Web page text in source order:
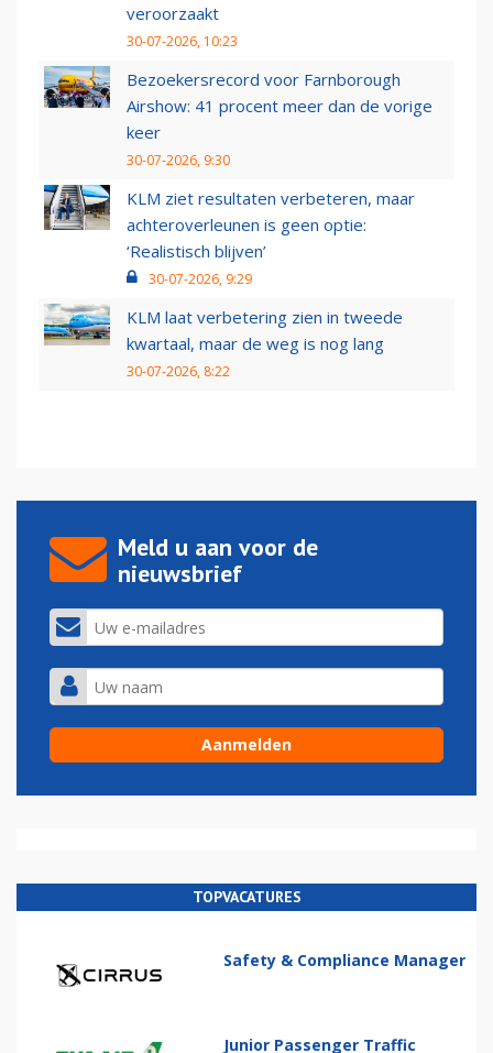
veroorzaakt
30-07-2026, 10:23
Bezoekersrecord voor Farnborough
Airshow: 41 procent meer dan de vorige
keer
30-07-2026, 9:30
KLM ziet resultaten verbeteren, maar
achteroverleunen is geen optie:
‘Realistisch blijven’
30-07-2026, 9:29
KLM laat verbetering zien in tweede
kwartaal, maar de weg is nog lang
30-07-2026, 8:22
Meld u aan voor de
nieuwsbrief
TOPVACATURES
Safety & Compliance Manager
Junior Passenger Traffic